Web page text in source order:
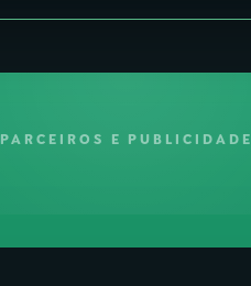
PARCEIROS E PUBLICIDADE